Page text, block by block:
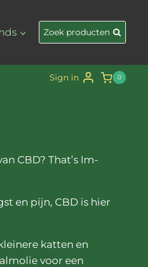
Zoek producten
Sign in 0
CBD? That’s Im-
en pijn, CBD is hier
katten en
voor een